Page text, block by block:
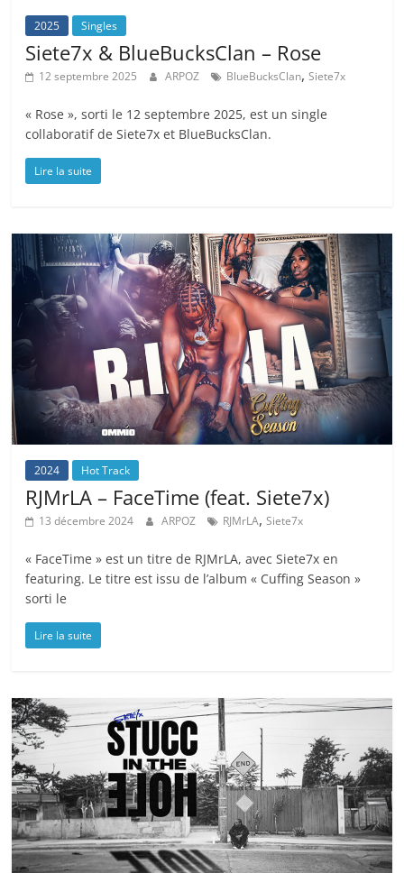
2025 Singles
Siete7x & BlueBucksClan – Rose
12 septembre 2025 ARPOZ BlueBucksClan,Siete7x
« Rose », sorti le 12 septembre 2025, est un single
collaboratif de Siete7x et BlueBucksClan.
Lire la suite
2024 Hot Track
RJMrLA – FaceTime (feat. Siete7x)
13 décembre 2024 ARPOZ RJMrLA,Siete7x
« FaceTime » est un titre de RJMrLA, avec Siete7x en
featuring. Le titre est issu de l’album « Cuffing Season »
sorti le
Lire la suite